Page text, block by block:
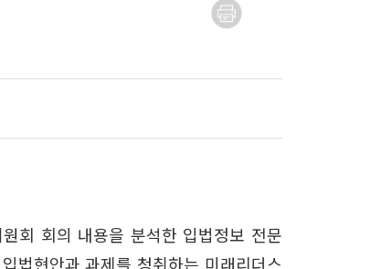
회 회의 내용을 분석한 입법정보 전문
법현안과 과제를 청취하는 미래리더스